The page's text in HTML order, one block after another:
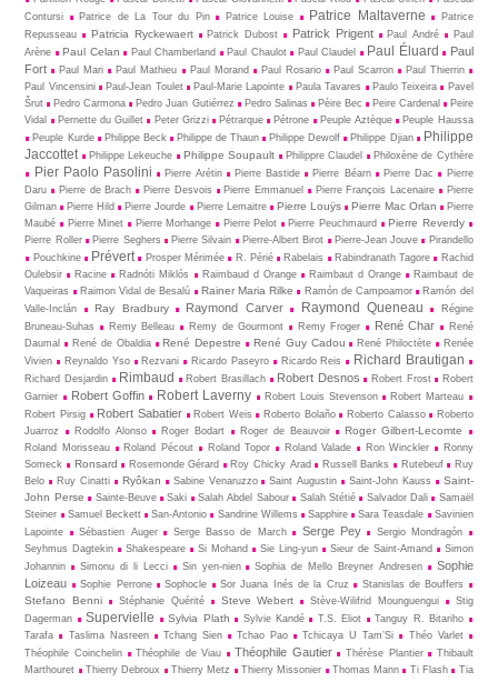
Contursi
Patrice de La Tour du Pin Patrice Louise Patrice Maltaverne
Patrice
Repusseau
Patricia Ryckewaert Patrick Dubost Patrick Prigent Paul André
Paul
Arène
Paul Celan Paul Chamberland Paul Chaulot Paul Claudel Paul Éluard
Paul
Fort
Paul Mari Paul Mathieu Paul Morand Paul Rosario Paul Scarron
Paul Thierrin
Paul Vincensini
Paul-Jean Toulet Paul-Marie Lapointe Paula Tavares Paulo Teixeira
Pavel
Šrut
Pedro Carmona Pedro Juan Gutiérrez Pedro Salinas Pèire Bec Peire Cardenal
Peire
Vidal
Pernette du Guillet Peter Grizzi Pétrarque Pétrone Peuple Aztèque
Peuple Haussa
Peuple Kurde
Philippe Beck Philippe de Thaun Philippe Dewolf Philippe Djian
Philippe
Jaccottet
Philippe Lekeuche Philippe Soupault Philippre Claudel Philoxène de Cythère
Pier Paolo Pasolini Pierre Arétin Pierre Bastide Pierre Béarn Pierre Dac
Pierre
Daru
Pierre de Brach Pierre Desvois Pierre Emmanuel Pierre François Lacenaire
Pierre
Gilman
Pierre Hild Pierre Jourde Pierre Lemaitre Pierre Louÿs Pierre Mac Orlan
Pierre
Maubé
Pierre Minet Pierre Morhange Pierre Pelot Pierre Peuchmaurd Pierre Reverdy
Pierre Roller Pierre Seghers Pierre Silvain Pierre-Albert Birot Pierre-Jean Jouve
Pirandello
Pouchkine
Prévert Prosper Mérimée R. Périé Rabelais Rabindranath Tagore
Rachid
Oulebsir
Racine Radnóti Miklós Raimbaud d Orange Raimbaut d Orange
Raimbaut de
Vaqueiras
Raimon Vidal de Besalú Rainer Maria Rilke Ramón de Campoamor
Ramón del
Valle-Inclán
Ray Bradbury Raymond Carver Raymond Queneau
Régine
Bruneau-Suhas
Remy Belleau Remy de Gourmont Remy Froger René Char
René
Daumal
René de Obaldia René Depestre René Guy Cadou René Philoctète
Renée
Vivien
Reynaldo Yso Rezvani Ricardo Paseyro Ricardo Reis Richard Brautigan
Richard Desjardin Rimbaud Robert Brasillach Robert Desnos Robert Frost
Robert
Garnier
Robert Goffin Robert Laverny Robert Louis Stevenson
Robert Marteau
Robert Pirsig
Robert Sabatier Robert Weis Roberto Bolaño Roberto Calasso
Roberto
Juarroz
Rodolfo Alonso Roger Bodart Roger de Beauvoir Roger Gilbert-Lecomte
Roland Morisseau Roland Pécout Roland Topor Roland Valade Ron Winckler
Ronny
Someck
Ronsard Rosemonde Gérard Roy Chicky Arad Russell Banks Rutebeuf
Ruy
Belo
Ruy Cinatti Ryôkan Sabine Venaruzzo Saint Augustin Saint-John Kauss
Saint-
John Perse
Sainte-Beuve Saki Salah Abdel Sabour Salah Stétié Salvador Dali
Samaël
Steiner
Samuel Beckett San-Antonio Sandrine Willems Sapphire Sara Teasdale
Savinien
Lapointe
Sébastien Auger Serge Basso de March Serge Pey
Sergio Mondragón
Seyhmus Dagtekin
Shakespeare Si Mohand Sie Ling-yun Sieur de Saint-Amand
Simon
Johannin
Simonu di li Lecci Sin yen-nien Sophia de Mello Breyner Andresen
Sophie
Loizeau
Sophie Perrone Sophocle Sor Juana Inés de la Cruz Stanislas de Bouffers
Stefano Benni Stéphanie Quérité Steve Webert Stève-Wilifrid Mounguengui
Stig
Dagerman
Supervielle Sylvia Plath Sylvie Kandé T.S. Eliot
Tanguy R. Bitariho
Tarafa
Taslima Nasreen Tchang Sien Tchao Pao Tchicaya U Tam’Si
Théo Varlet
Théophile Coinchelin
Théophile de Viau Théophile Gautier Thérèse Plantier
Thibault
Marthouret
Thierry Debroux Thierry Metz Thierry Missonier Thomas Mann Ti Flash
Tia